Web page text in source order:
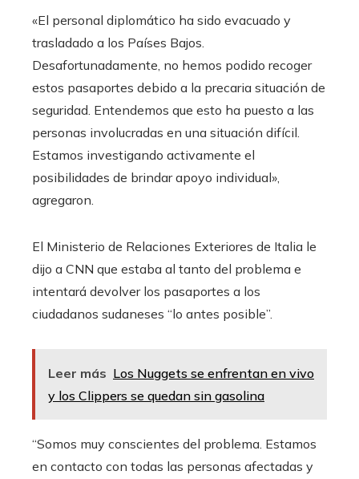
«El personal diplomático ha sido evacuado y
trasladado a los Países Bajos.
Desafortunadamente, no hemos podido recoger
estos pasaportes debido a la precaria situación de
seguridad. Entendemos que esto ha puesto a las
personas involucradas en una situación difícil.
Estamos investigando activamente el
posibilidades de brindar apoyo individual»,
agregaron.
El Ministerio de Relaciones Exteriores de Italia le
dijo a CNN que estaba al tanto del problema e
intentará devolver los pasaportes a los
ciudadanos sudaneses “lo antes posible”.
Leer más Los Nuggets se enfrentan en vivo
y los Clippers se quedan sin gasolina
“Somos muy conscientes del problema. Estamos
en contacto con todas las personas afectadas y